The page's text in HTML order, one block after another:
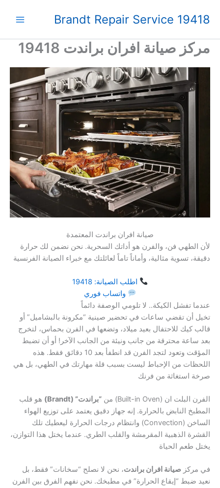
Brandt Repair Service 19418
مركز صيانة افران براندت 19418
صيانة افران براندت المعتمدة
لأن الطهي فن، والفرن هو أداتك السحرية. نحن نضمن لك حرارة
دقيقة، تسوية مثالية، وأماناً تاماً لعائلتك مع خبراء الصيانة الفرنسية
اطلب الصيانة: 19418
واتساب فوري
عندما تفشل الكيكة.. لا تلومي الوصفة دائماً
تخيل أن تقضي ساعات في تحضير صينية “مكرونة بالبشاميل” أو
قالب كيك للاحتفال بعيد ميلاد، وتضعها في الفرن بحماس، لتخرج
بعد ساعة محترقة من جانب ونيئة من الجانب الآخر! أو أن تضبط
المؤقت وتعود لتجد الفرن قد انطفأ بعد 10 دقائق فقط. هذه
اللحظات من الإحباط ليست بسبب قلة مهارتك في الطهي، بل هي
صرخة استغاثة من فرنك
الفرن البلت ان (Built-in Oven) من “براندت” (Brandt)
هو قلب
المطبخ النابض بالحرارة. إنه جهاز دقيق يعتمد على توزيع الهواء
الساخن (Convection) وانتظام درجات الحرارة ليعطيك تلك
القشرة الذهبية المقرمشة والقلب الطري. عندما يختل هذا التوازن،
يختل طعم الحياة
في مركز صيانة افران براندت، نحن لا نصلح “سخانات” فقط، بل
نعيد ضبط “إيقاع الحرارة” في مطبخك. نحن نفهم الفرق بين الفرن